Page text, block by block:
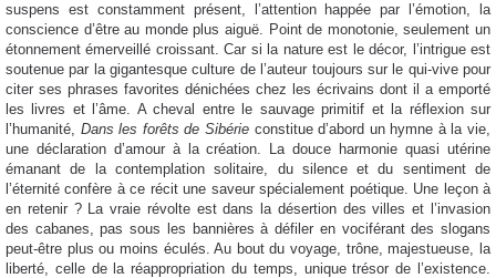
suspens est constamment présent, l’attention happée par l’émotion, la
conscience d’être au monde plus aiguë. Point de monotonie, seulement un
étonnement émerveillé croissant. Car si la nature est le décor, l’intrigue est
soutenue par la gigantesque culture de l’auteur toujours sur le qui-vive pour
citer ses phrases favorites dénichées chez les écrivains dont il a emporté
les livres et l’âme. A cheval entre le sauvage primitif et la réflexion sur
l’humanité, Dans les forêts de Sibérieconstitue d’abord un hymne à la vie,
une déclaration d’amour à la création. La douce harmonie quasi utérine
émanant de la contemplation solitaire, du silence et du sentiment de
l’éternité confère à ce récit une saveur spécialement poétique. Une leçon à
en retenir ? La vraie révolte est dans la désertion des villes et l’invasion
des cabanes, pas sous les bannières à défiler en vociférant des slogans
peut-être plus ou moins éculés. Au bout du voyage, trône, majestueuse, la
liberté, celle de la réappropriation du temps, unique trésor de l’existence.